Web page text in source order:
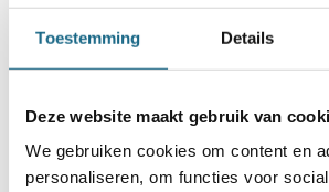
Toestemming Details
Deze website maakt gebruik van
We gebruiken cookies om content en
personaliseren, om functies voor
Categorie
Deel dit stuk